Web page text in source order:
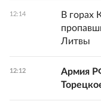
12:14
В горах
Литвы
12:12
Армия